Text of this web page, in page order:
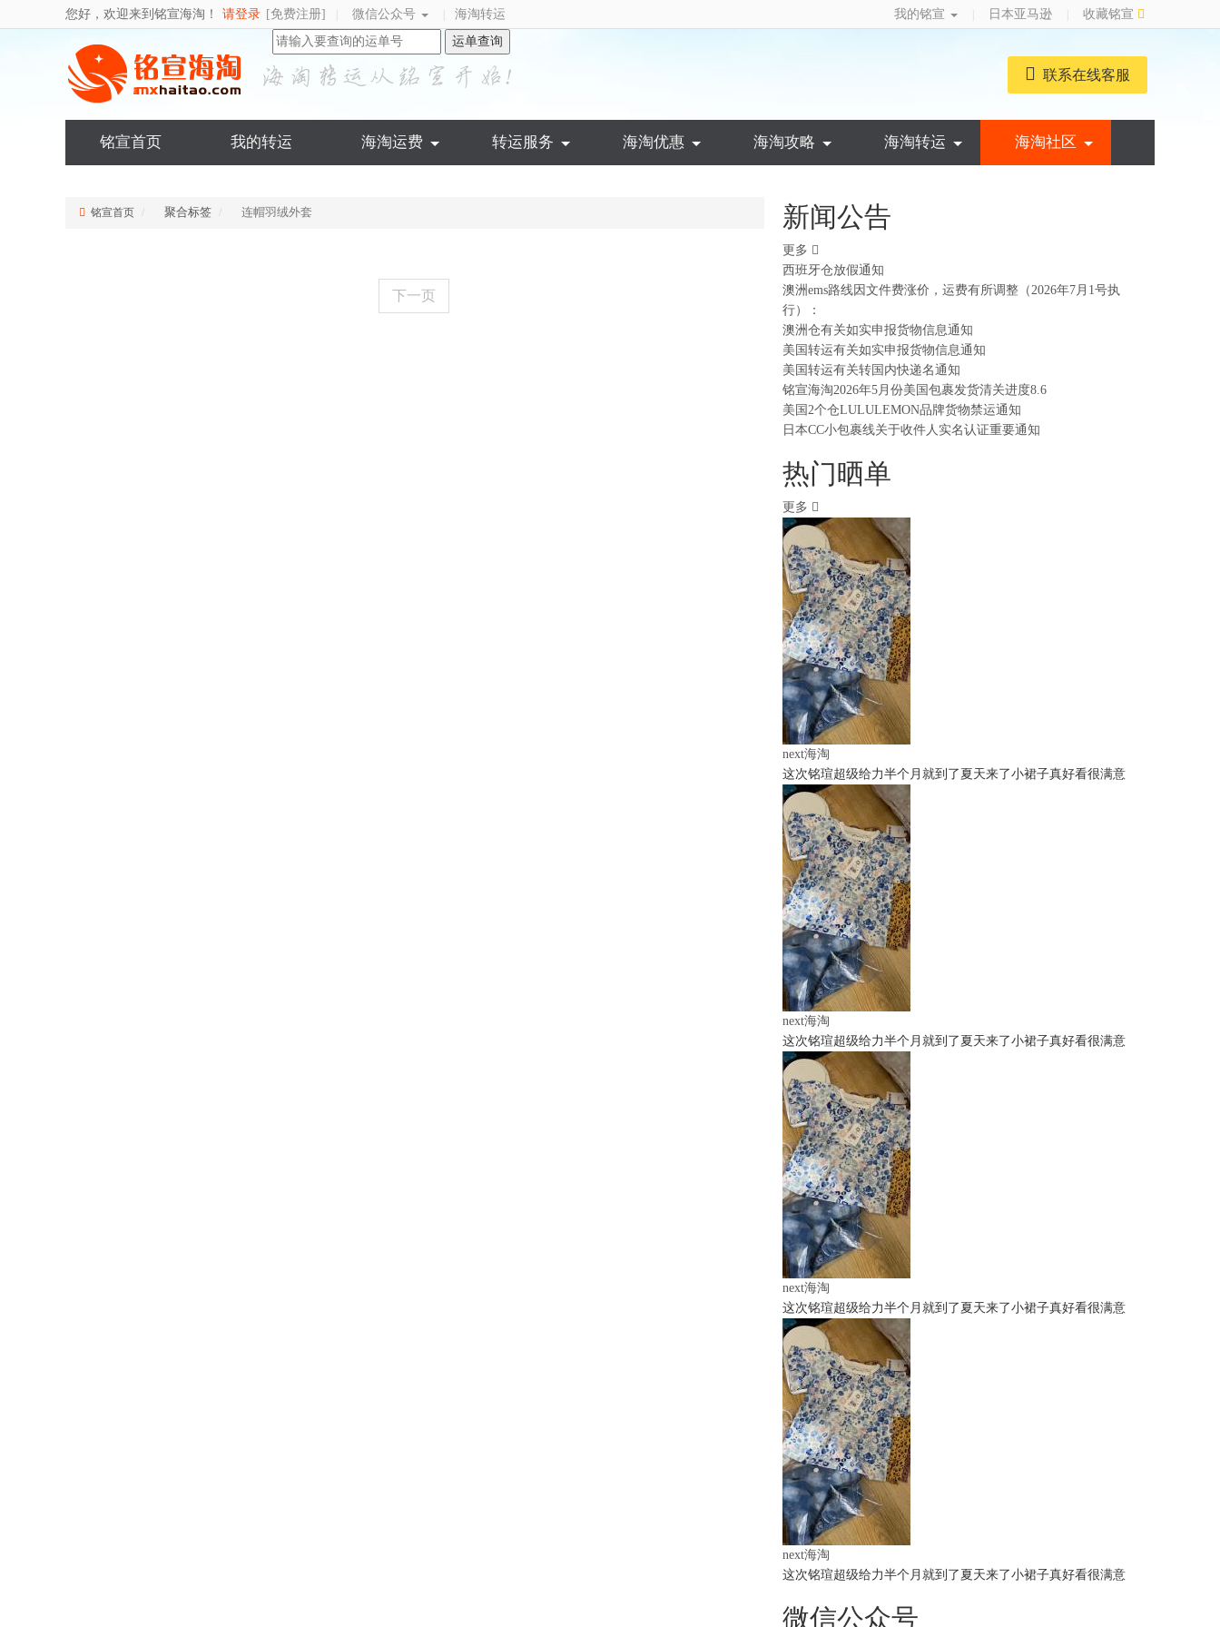
您好，欢迎来到铭宣海淘！ 请登录 [免费注册] 微信公众号 海淘转运 我的铭宣 日本亚马逊
收藏铭宣
运单查询
联系在线客服
铭宣首页 我的转运 海淘运费 转运服务 海淘优惠 海淘攻略 海淘转运 海淘社区
铭宣首页 聚合标签 连帽羽绒外套
下一页
新闻公告
更多
西班牙仓放假通知
澳洲ems路线因文件费涨价，运费有所调整（2026年7月1号执
行）：
澳洲仓有关如实申报货物信息通知
美国转运有关如实申报货物信息通知
美国转运有关转国内快递名通知
铭宣海淘2026年5月份美国包裹发货清关进度8.6
美国2个仓LULULEMON品牌货物禁运通知
日本CC小包裹线关于收件人实名认证重要通知
热门晒单
更多
next海淘
这次铭瑄超级给力半个月就到了夏天来了小裙子真好看很满意
next海淘
这次铭瑄超级给力半个月就到了夏天来了小裙子真好看很满意
next海淘
这次铭瑄超级给力半个月就到了夏天来了小裙子真好看很满意
next海淘
这次铭瑄超级给力半个月就到了夏天来了小裙子真好看很满意
微信公众号